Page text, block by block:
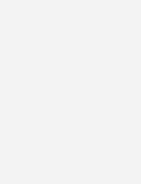
mammografie: Uniformiteit
speciaal samengesteld voor
Een